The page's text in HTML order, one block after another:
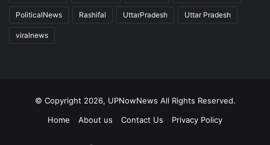
PoliticalNews Rashifal UttarPradesh Uttar Pradesh
viralnews
© Copyright 2026, UPNowNews All Rights Reserved.
Home
About us Contact Us Privacy Policy